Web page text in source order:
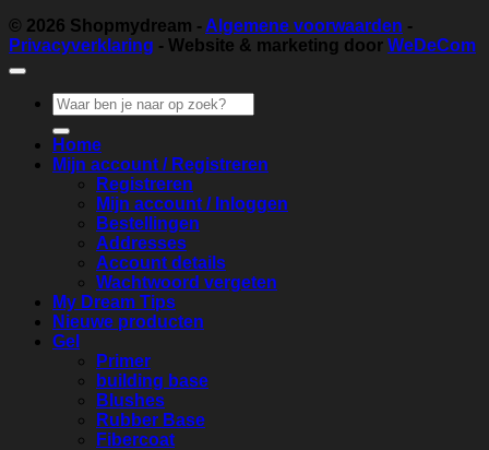
© 2026 Shopmydream - Algemene voorwaarden -
Privacyverklaring - Website & marketing door WeDeCom
Zoeken
naar:
Home
Mijn account / Registreren
Registreren
Mijn account / Inloggen
Bestellingen
Addresses
Account details
Wachtwoord vergeten
My Dream Tips
Nieuwe producten
Gel
Primer
building base
Blushes
Rubber Base
Fibercoat